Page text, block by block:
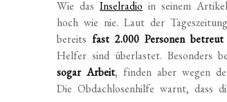
Wie dasInselradio in seinem
hoch wie nie. Laut der
bereitsfast 2.000 Personen betreut
Helfer sind überlastet. Besonders
sogar Arbeit, finden aber wegen
Die Obdachlosenhilfe warnt, dass